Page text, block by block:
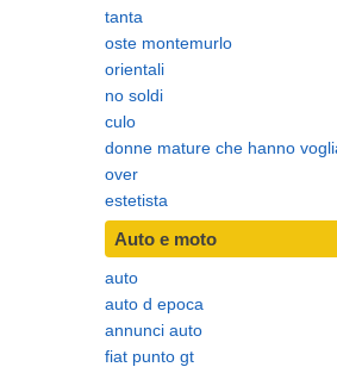
tanta
oste montemurlo
orientali
no soldi
culo
donne mature che hanno
over
estetista
Auto e moto
auto
auto d epoca
annunci auto
fiat punto gt